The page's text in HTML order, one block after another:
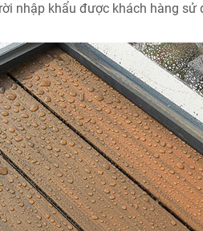
nhập khẩu được khách hàng sử